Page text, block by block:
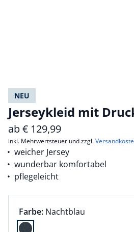
NEU
Jerseykleid mit
ab€ 129,99
inkl. Mehrwertsteuer und zzgl.
weicher Jersey
wunderbar komfortabel
pflegeleicht
Farbauswahl:
Farbe: aktuell ausgewählt:
Nachtblau
Farbe Nachtblau ausgewählt